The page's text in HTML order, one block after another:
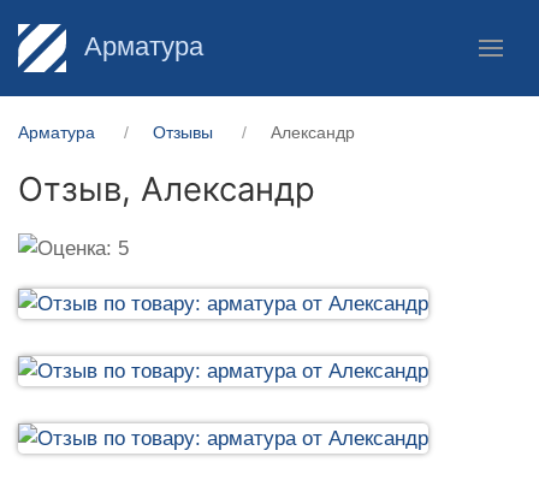
Арматура
Арматура Отзывы Александр
Отзыв, Александр